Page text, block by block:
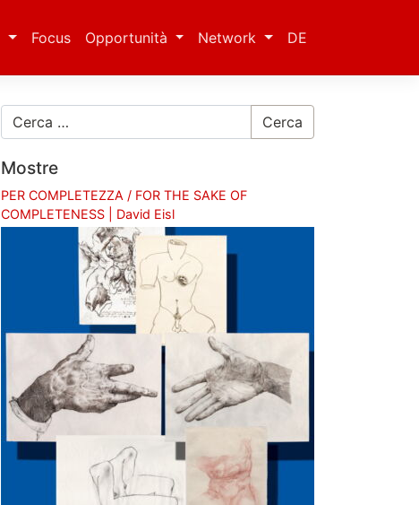
Focus Opportunità Network DE
Cerca
Mostre
PER COMPLETEZZA / FOR THE SAKE OF
COMPLETENESS | David Eisl